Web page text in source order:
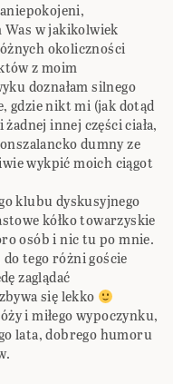
w jakikolwiek
okoliczności
z moim
doznałam silnego
gdzie nikt mi (jak dotąd
innej części ciała,
dumny ze
wykpić moich ciągot
klubu dyskusyjnego
kółko towarzyskie
osób i nic tu po mnie.
do tego różni goście
zaglądać
się lekko
i miłego wypoczynku,
lata, dobrego humoru